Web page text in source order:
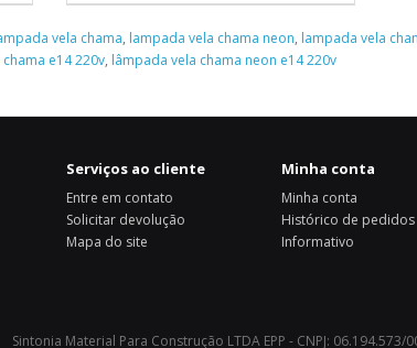
vela chama, lampada vela chama neon, lampada vela
e14 220v, lâmpada vela chama neon e14 220v
Serviços ao cliente
Entre em contato
Solicitar devolução
Mapa do site
Minha conta
Minha conta
Histórico de pedidos
Informativo
Sintonia Material Para Construção LTDA EPP - CNPJ: